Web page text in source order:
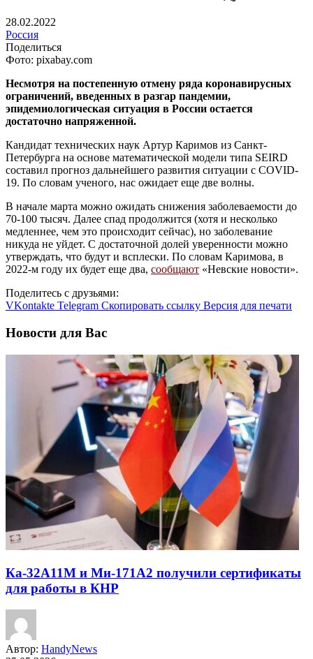
28.02.2022
Россия
Поделиться
Фото: pixabay.com
Несмотря на постепенную отмену ряда коронавирусных
ограничений, введенных в разгар пандемии,
эпидемиологическая ситуация в России остается
достаточно напряженной.
Кандидат технических наук Артур Каримов из Санкт-
Петербурга на основе математической модели типа SEIRD
составил прогноз дальнейшего развития ситуации с COVID-
19. По словам ученого, нас ожидает еще две волны.
В начале марта можно ожидать снижения заболеваемости до
70-100 тысяч. Далее спад продолжится (хотя и несколько
медленнее, чем это происходит сейчас), но заболевание
никуда не уйдет. С достаточной долей уверенности можно
утверждать, что будут и всплески. По словам Каримова, в
2022-м году их будет еще два, сообщают «Невские новости».
Поделитесь с друзьями:
VKontakte Telegram Скопировать ссылку Версия для печати
Новости для Вас
Ка-32А11М и Ми-171А2 получили сертификаты
для работы в КНР
Автор: HandyNews